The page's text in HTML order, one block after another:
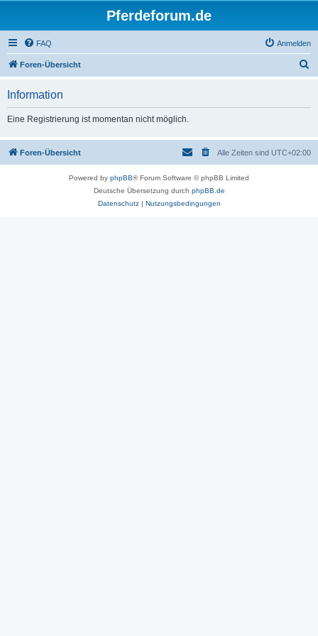
Pferdeforum.de
FAQ Anmelden
Foren-Übersicht
Information
Eine Registrierung ist momentan nicht möglich.
Foren-Übersicht Alle Zeiten sind UTC+02:00
Powered by phpBB® Forum Software © phpBB Limited
Deutsche Übersetzung durch phpBB.de
Datenschutz| Nutzungsbedingungen